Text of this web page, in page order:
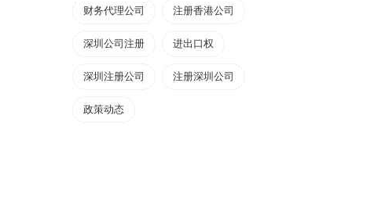
财务代理公司 注册香港公司
深圳公司注册 进出口权
深圳注册公司 注册深圳公司
政策动态